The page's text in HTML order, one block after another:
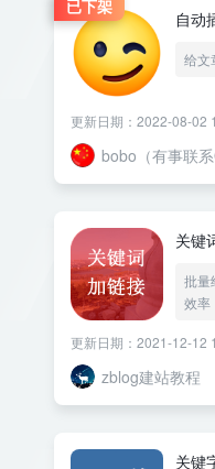
已下架
自动
给文
更新日期：2022-08-02
bobo（有事联系
关键
批量
效率
更新日期：2021-12-12
zblog建站教程
关键